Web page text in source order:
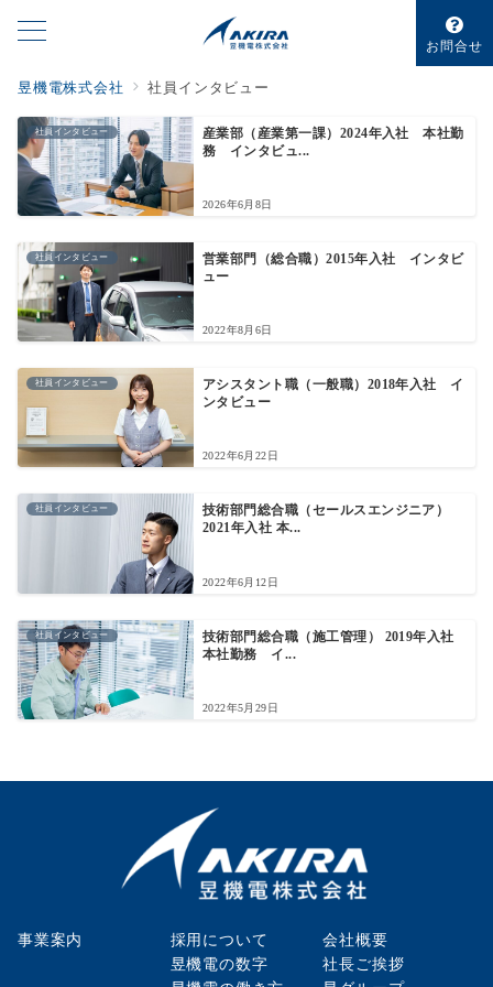
お問合せ
昱機電株式会社 社員インタビュー
社員インタビュー
産業部（産業第一課）2024年入社 本社勤
務 インタビュ...
2026年6月8日
社員インタビュー
営業部門（総合職）2015年入社 インタビ
ュー
2022年8月6日
社員インタビュー
アシスタント職（一般職）2018年入社 イ
ンタビュー
2022年6月22日
社員インタビュー
技術部門総合職（セールスエンジニア）
2021年入社 本...
2022年6月12日
社員インタビュー
技術部門総合職（施工管理） 2019年入社
本社勤務 イ...
2022年5月29日
事業案内
採用について
昱機電の数字
会社概要
社長ご挨拶